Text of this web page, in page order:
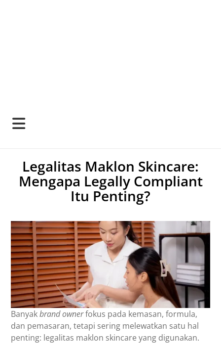
Legalitas Maklon Skincare:
Mengapa Legally Compliant
Itu Penting?
Banyakbrand ownerfokus pada kemasan, formula,
dan pemasaran, tetapi sering melewatkan satu hal
penting: legalitas maklon skincare yang digunakan.